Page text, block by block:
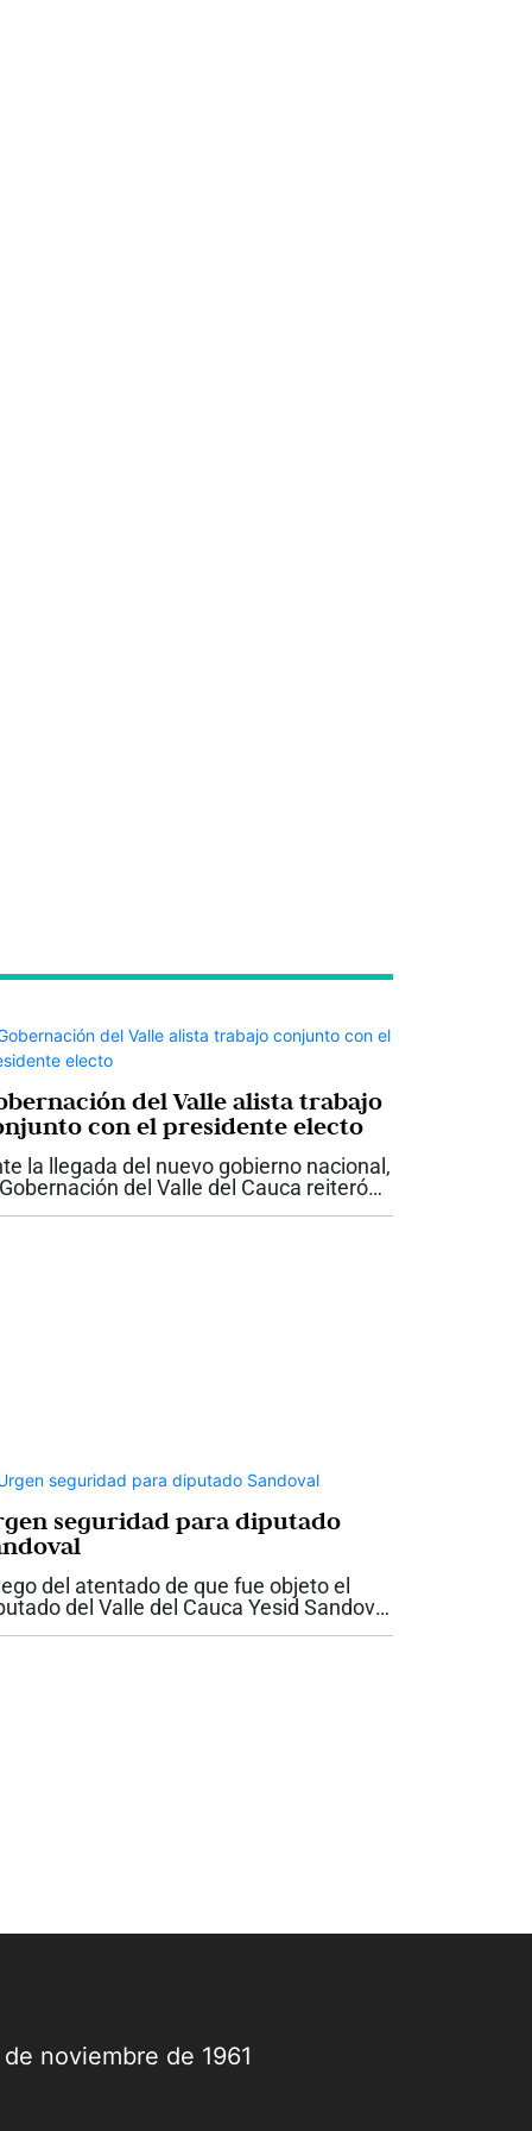
del Valle alista trabajo
con el presidente electo
la llegada del nuevo gobierno nacional,
del Valle del Cauca reiteró
seguridad para diputado
del atentado de que fue objeto el
del Valle del Cauca Yesid Sandoval
la antigua vía entre Cali y Yumbo, la
noviembre de 1961